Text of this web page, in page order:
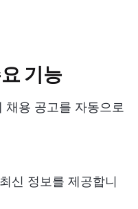
기능
채용 공고를 자동으로
신 정보를 제공합니